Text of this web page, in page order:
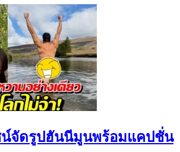
จัดรูปฮันนีมูนพร้อมแคปชั่น